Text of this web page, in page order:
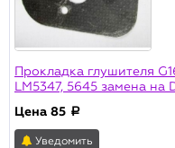
Прокладка глушителя
LM5347, 5645 замена на
Цена 85 a
Уведомить